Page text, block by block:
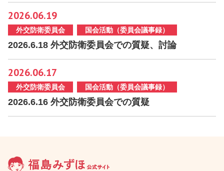
2026.06.19
外交防衛委員会 国会活動（委員会議事録）
2026.6.18 外交防衛委員会での質疑、討論
2026.06.17
外交防衛委員会 国会活動（委員会議事録）
2026.6.16 外交防衛委員会での質疑